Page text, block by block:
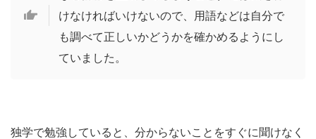
けなければいけないので、用語などは自分で
も調べて正しいかどうかを確かめるようにし
ていました。
独学で勉強していると、分からないことをすぐに聞けなく